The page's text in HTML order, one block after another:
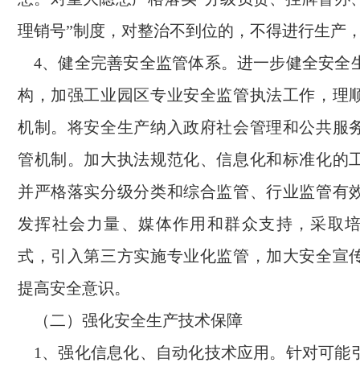
理销号”制度，对整治不到位的，不得进行生产
4、健全完善安全监管体系。进一步健全安全
构，加强工业园区专业安全监管执法工作，理
机制。将安全生产纳入政府社会管理和公共服
管机制。加大执法规范化、信息化和标准化的
并严格落实分级分类和综合监管、行业监管有
发挥社会力量、媒体作用和群众支持，采取
式，引入第三方实施专业化监管，加大安全宣
提高安全意识。
（二）强化安全生产技术保障
1、强化信息化、自动化技术应用。针对可能